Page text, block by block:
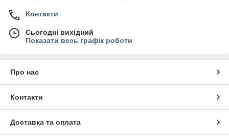
Контакти
Сьогодні вихідний
Показати весь графік роботи
Про нас
Контакти
Доставка та оплата